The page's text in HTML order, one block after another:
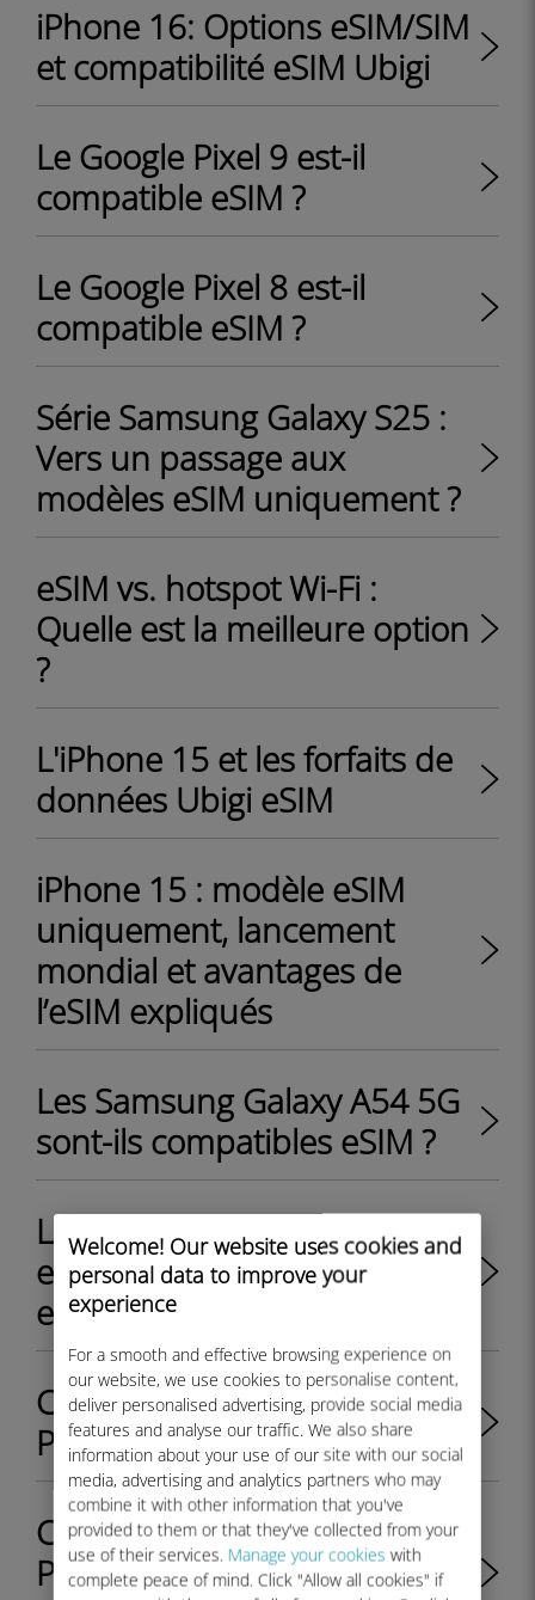
Welcome! Our website uses cookies and
personal data to improve your
experience
For a smooth and effective browsing experience on
our website, we use cookies to personalise content,
deliver personalised advertising, provide social media
features and analyse our traffic. We also share
information about your use of our site with our social
media, advertising and analytics partners who may
combine it with other information that you've
provided to them or that they've collected from your
use of their services. Manage your cookies with
complete peace of mind. Click "Allow all cookies" if
iPhone 16: Options eSIM/SIM
et compatibilité eSIM Ubigi
Le Google Pixel 9 est-il
compatible eSIM ?
Le Google Pixel 8 est-il
compatible eSIM ?
Série Samsung Galaxy S25 :
Vers un passage aux
modèles eSIM uniquement ?
eSIM vs. hotspot Wi-Fi :
Quelle est la meilleure option
?
L'iPhone 15 et les forfaits de
données Ubigi eSIM
iPhone 15 : modèle eSIM
uniquement, lancement
mondial et avantages de
l’eSIM expliqués
Les Samsung Galaxy A54 5G
sont-ils compatibles eSIM ?
Le nouvel iPhone SE 3 sorti
en 2022 est-il compatible
eSIM ?
Comment supprimer le code
PIN de mon profil eSIM ?
Comment définir un code
PIN pour verrouiller mon